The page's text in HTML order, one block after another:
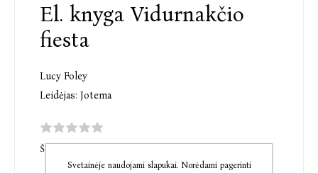
El. knyga Vidurnakčio
fiesta
Lucy Foley
Leidėjas: Jotema
ŠI PREKĖ DAR NETURI KOMENTARŲ
Svetainėje naudojami slapukai. Norėdami pagerinti